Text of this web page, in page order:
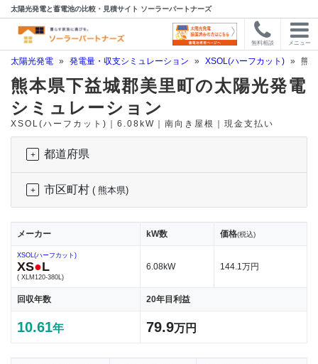
太陽光発電と蓄電池の比較・見積サイト ソーラーパートナーズ
無料相談 メニュー
太陽光発電 » 発電量・収支シミュレーション » XSOL(ハーフカット) » 熊
熊本県下益城郡美里町の太陽光発電
シミュレーション
XSOL(ハーフカット)｜6.08kW｜南向き屋根｜現金支払い
都道府県
市区町村 ( 熊本県)
メーカー kW数 価格(税込)
XSOL(ハーフカット)
XS●L
( XLM120-380L)
6.08kW 144.1万円
回収年数 20年目利益
10.61年 79.9万円